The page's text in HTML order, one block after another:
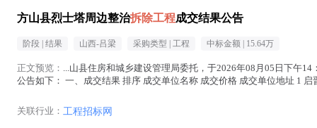
方山县烈士塔周边整治拆除工程成交结果公告
阶段 | 结果 山西-吕梁 采购类型 | 工程 中标金额 | 15.64万
正文预览： ...山县住房和城乡建设管理局委托，于2026年08月05日下午
公告如下： 一、成交结果 排序 成交单位名称 成交价格 成交单位地址 1
关联行业： 工程招标网